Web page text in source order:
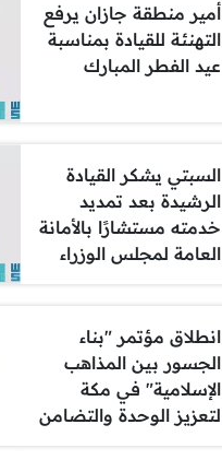
أمير منطقة جازان يرفع
التهنئة للقيادة بمناسبة
عيد الفطر المبارك
السبتي يشكر القيادة
الرشيدة بعد تمديد
خدمته مستشارًا بالأمانة
العامة لمجلس الوزراء
انطلاق مؤتمر "بناء
الجسور بين المذاهب
الإسلامية" في مكة
لتعزيز الوحدة والتضامن